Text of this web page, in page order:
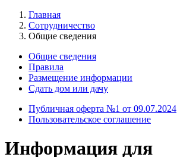
Главная
Сотрудничество
Общие сведения
Общие сведения
Правила
Размещение информации
Сдать дом или дачу
Публичная оферта №1 от 09.07.2024
Пользовательское соглашение
Информация для